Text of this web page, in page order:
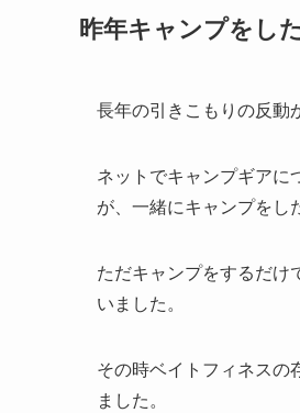
昨年キャンプをし
長年の引きこもりの反動
ネットでキャンプギアに
が、一緒にキャンプをし
ただキャンプをするだけ
いました。
その時ベイトフィネスの
ました。